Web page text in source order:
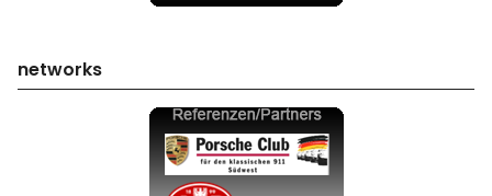
networks